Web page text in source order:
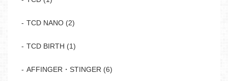
TCD NANO (2)
TCD BIRTH (1)
AFFINGER・STINGER (6)